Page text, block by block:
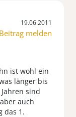
19.06.2011
Beitrag melden
ist wohl ein
länger bis
sind
auch
das 1.